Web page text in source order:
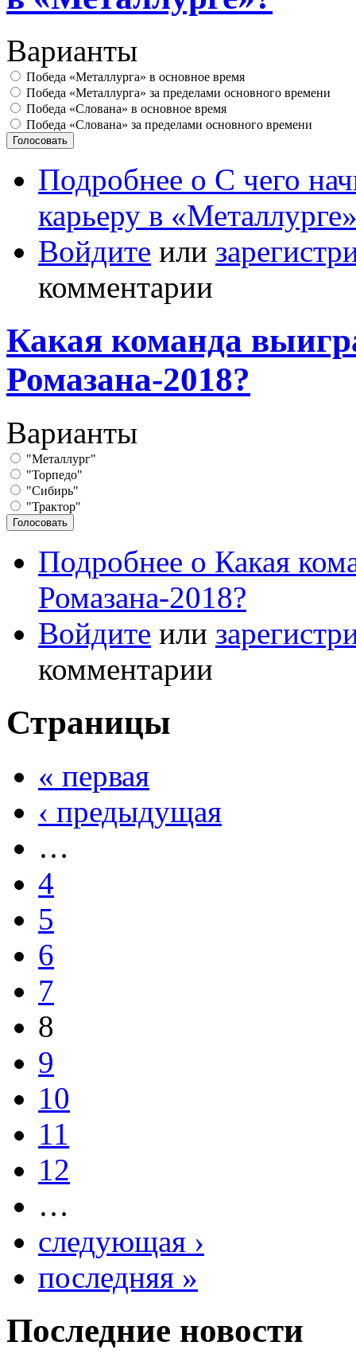
Варианты
Победа «Металлурга» в основное время
Победа «Металлурга» за пределами основного времени
Победа «Слована» в основное время
Победа «Слована» за пределами основного времени
Подробнее о С чего
карьеру в
Войдите или
комментарии
Какая команда
Ромазана-2018?
Варианты
"Металлург"
"Торпедо"
"Сибирь"
"Трактор"
Подробнее о Какая
Ромазана-2018?
Войдите или
комментарии
Страницы
« первая
‹ предыдущая
…
4
5
6
7
8
9
10
11
12
…
следующая ›
последняя »
Последние новости